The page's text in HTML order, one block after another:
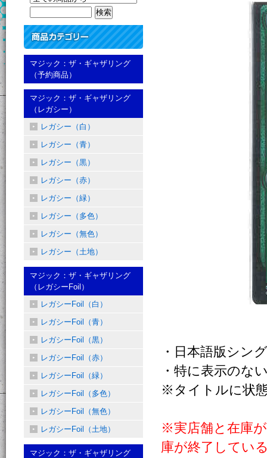
・日本語版シン
・特に表示のな
※タイトルに状
※実店舗と在庫
庫が終了してい
マジック：ザ・ギャザリング
（予約商品）
マジック：ザ・ギャザリング
（レガシー）
レガシー（白）
レガシー（青）
レガシー（黒）
レガシー（赤）
レガシー（緑）
レガシー（多色）
レガシー（無色）
レガシー（土地）
マジック：ザ・ギャザリング
（レガシーFoil）
レガシーFoil（白）
レガシーFoil（青）
レガシーFoil（黒）
レガシーFoil（赤）
レガシーFoil（緑）
レガシーFoil（多色）
レガシーFoil（無色）
レガシーFoil（土地）
マジック：ザ・ギャザリング